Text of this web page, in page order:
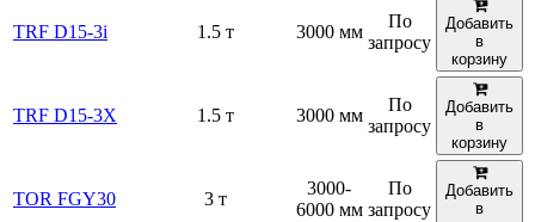
TRF D15-3i 1.5 т 3000 мм
По
запросу
Добавить
в
корзину
TRF D15-3Х 1.5 т 3000 мм
По
запросу
Добавить
в
корзину
TOR FGY30 3 т
3000-
6000 мм
По
запросу
Добавить
в